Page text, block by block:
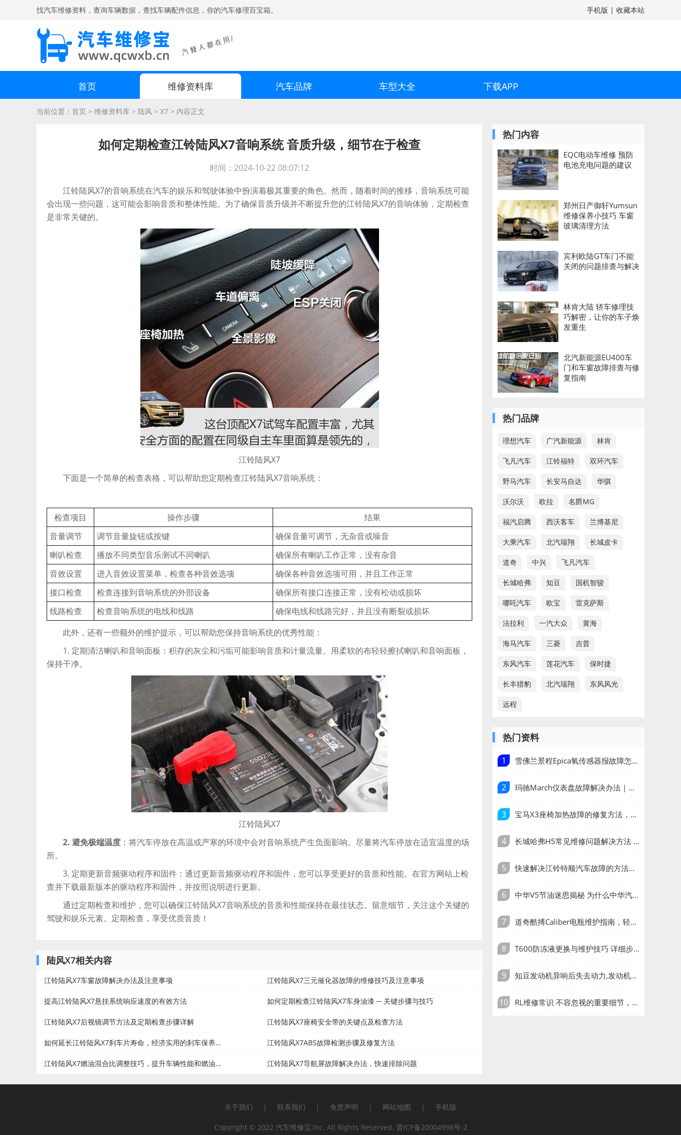
找汽车维修资料，查询车辆数据，查找车辆配件信息，你的汽车修理百宝箱。 手机版 | 收藏本站
首页 维修资料库 汽车品牌 车型大全 下载APP
当前位置： 首页 > 维修资料库 > 陆风 > X7 > 内容正文
如何定期检查江铃陆风X7音响系统 音质升级，细节在于检查
时间：2024-10-22 08:07:12
江铃陆风X7的音响系统在汽车的娱乐和驾驶体验中扮演着极其重要的角色。然而，随着时间的推移，音响系统可能
会出现一些问题，这可能会影响音质和整体性能。为了确保音质升级并不断提升您的江铃陆风X7的音响体验，定期检查
是非常关键的。
江铃陆风X7
下面是一个简单的检查表格，可以帮助您定期检查江铃陆风X7音响系统：
检查项目 操作步骤
结果
音量调节
调节音量旋钮或按键
确保音量可调节，无杂音或噪音
喇叭检查
播放不同类型音乐测试不同喇叭
确保所有喇叭工作正常，没有杂音
音效设置
进入音效设置菜单，检查各种音效选项
确保各种音效选项可用，并且工作正常
接口检查
检查连接到音响系统的外部设备
确保所有接口连接正常，没有松动或损坏
线路检查
检查音响系统的电线和线路
确保电线和线路完好，并且没有断裂或损坏
此外，还有一些额外的维护提示，可以帮助您保持音响系统的优秀性能：
1. 定期清洁喇叭和音响面板：积存的灰尘和污垢可能影响音质和计量流量。用柔软的布轻轻擦拭喇叭和音响面板，
保持干净。
江铃陆风X7
2. 避免极端温度 ：将汽车停放在高温或严寒的环境中会对音响系统产生负面影响。尽量将汽车停放在适宜温度的场
所。
3. 定期更新音频驱动程序和固件：通过更新音频驱动程序和固件，您可以享受更好的音质和性能。在官方网站上检
查并下载最新版本的驱动程序和固件，并按照说明进行更新。
通过定期检查和维护，您可以确保江铃陆风X7音响系统的音质和性能保持在最佳状态。留意细节，关注这个关键的
驾驶和娱乐元素。定期检查，享受优质音质！
陆风X7相关内容
江铃陆风X7车窗故障解决办法及注意事项 江铃陆风X7三元催化器故障的维修技巧及注意事项
提高江铃陆风X7悬挂系统响应速度的有效方法 如何定期检查江铃陆风X7车身油漆 ─ 关键步骤与技巧
江铃陆风X7后视镜调节方法及定期检查步骤详解 江铃陆风X7座椅安全带的关键点及检查方法
如何延长江铃陆风X7刹车片寿命，经济实用的刹车保养小贴士 江铃陆风X7ABS故障检测步骤及修复方法
江铃陆风X7燃油混合比调整技巧，提升车辆性能和燃油经济性 江铃陆风X7导航屏故障解决办法，快速排除问题
热门内容
EQC电动车维修 预防
电池充电问题的建议
郑州日产御轩Yumsun
维修保养小技巧 车窗
玻璃清理方法
宾利欧陆GT车门不能
关闭的问题排查与解决
林肯大陆 轿车修理技
巧解密，让你的车子焕
发重生
北汽新能源EU400车
门和车窗故障排查与修
复指南
热门品牌
理想汽车 广汽新能源 林肯
飞凡汽车 江铃福特 双环汽车
野马汽车 长安马自达 华骐
沃尔沃 欧拉 名爵MG
福汽启腾 西沃客车 兰博基尼
大乘汽车 北汽瑞翔 长城皮卡
道奇 中兴 飞凡汽车
长城哈弗 知豆 国机智骏
哪吒汽车 欧宝 雷克萨斯
法拉利 一汽大众 黄海
海马汽车 三菱 吉普
东风汽车 莲花汽车 保时捷
长丰猎豹 北汽瑞翔 东风风光
远程
热门资料
1 雪佛兰景程Epica氧传感器报故障怎么处理?氧传感器故障能过年检么
2 玛驰March仪表盘故障解决办法｜如何解决玛驰March仪表盘出现的问题
3 宝马X3座椅加热故障的修复方法，让您的座椅更加舒适
4 长城哈弗H5常见维修问题解决方法 哈弗H5维修手册
5 快速解决江铃特顺汽车故障的方法，省时又省钱
6 中华V5节油迷思揭秘 为什么中华汽车的节油性能备受关注？
7 道奇酷搏Caliber电瓶维护指南，轻松保持长寿命
8 T600防冻液更换与维护技巧 详细步骤及注意事项
9 知豆发动机异响后失去动力,发动机空档离合器异响
10 RL维修常识 不容忽视的重要细节，必须了解的关键信息
关于我们 | 联系我们 | 免责声明 | 网站地图 | 手机版
Copyright © 2022 汽车维修宝,Inc. All Rights Reserved. 晋ICP备20004998号-2